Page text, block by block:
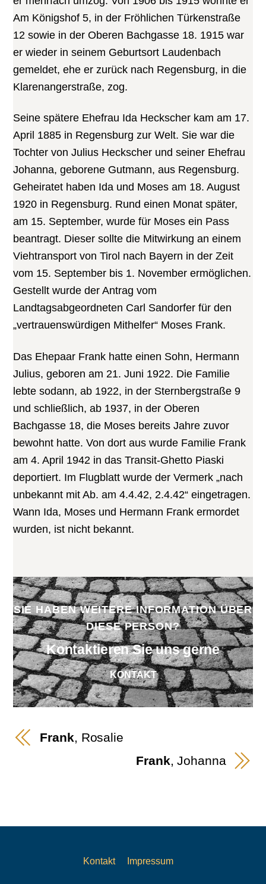
Am Königshof 5, in der Fröhlichen Türkenstraße
12 sowie in der Oberen Bachgasse 18. 1915 war
er wieder in seinem Geburtsort Laudenbach
gemeldet, ehe er zurück nach Regensburg, in die
Klarenangerstraße, zog.
Seine spätere Ehefrau Ida Heckscher kam am 17.
April 1885 in Regensburg zur Welt. Sie war die
Tochter von Julius Heckscher und seiner Ehefrau
Johanna, geborene Gutmann, aus Regensburg.
Geheiratet haben Ida und Moses am 18. August
1920 in Regensburg. Rund einen Monat später,
am 15. September, wurde für Moses ein Pass
beantragt. Dieser sollte die Mitwirkung an einem
Viehtransport von Tirol nach Bayern in der Zeit
vom 15. September bis 1. November ermöglichen.
Gestellt wurde der Antrag vom
Landtagsabgeordneten Carl Sandorfer für den
„vertrauenswürdigen Mithelfer“ Moses Frank.
Das Ehepaar Frank hatte einen Sohn, Hermann
Julius, geboren am 21. Juni 1922. Die Familie
lebte sodann, ab 1922, in der Sternbergstraße 9
und schließlich, ab 1937, in der Oberen
Bachgasse 18, die Moses bereits Jahre zuvor
bewohnt hatte. Von dort aus wurde Familie Frank
am 4. April 1942 in das Transit-Ghetto Piaski
deportiert. Im Flugblatt wurde der Vermerk „nach
unbekannt mit Ab. am 4.4.42, 2.4.42“ eingetragen.
Wann Ida, Moses und Hermann Frank ermordet
wurden, ist nicht bekannt.
SIE HABEN WEITERE INFORMATION ÜBER
DIESE PERSON?
Kontaktieren Sie uns gerne
KONTAKT
Frank, Rosalie
Frank, Johanna
Kontakt Impressum